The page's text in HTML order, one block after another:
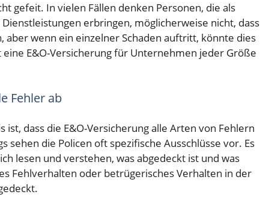
gefeit. In vielen Fällen denken Personen, die als
erbringen, möglicherweise nicht, dass
aber wenn ein einzelner Schaden auftritt, könnte dies
E&O-Versicherung für Unternehmen jeder Größe
Fehler ab
ist, dass die E&O-Versicherung alle Arten von Fehlern
sehen die Policen oft spezifische Ausschlüsse vor. Es
lesen und verstehen, was abgedeckt ist und was
Fehlverhalten oder betrügerisches Verhalten in der